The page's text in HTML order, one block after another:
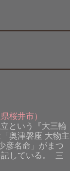
桜井市）
という『大三輪
奥津磐座 大物主
彦名命」がまつ
している。 三